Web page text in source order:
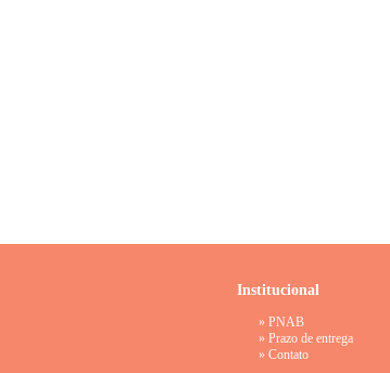
Institucional
» PNAB
» Prazo de entrega
» Contato